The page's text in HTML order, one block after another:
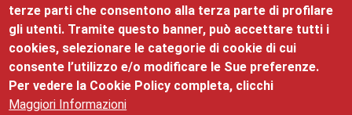
terze parti che consentono alla terza parte di profilare
gli utenti. Tramite questo banner, può accettare tutti i
cookies, selezionare le categorie di cookie di cui
consente l’utilizzo e/o modificare le Sue preferenze.
Per vedere la Cookie Policy completa, clicchi
Maggiori Informazioni